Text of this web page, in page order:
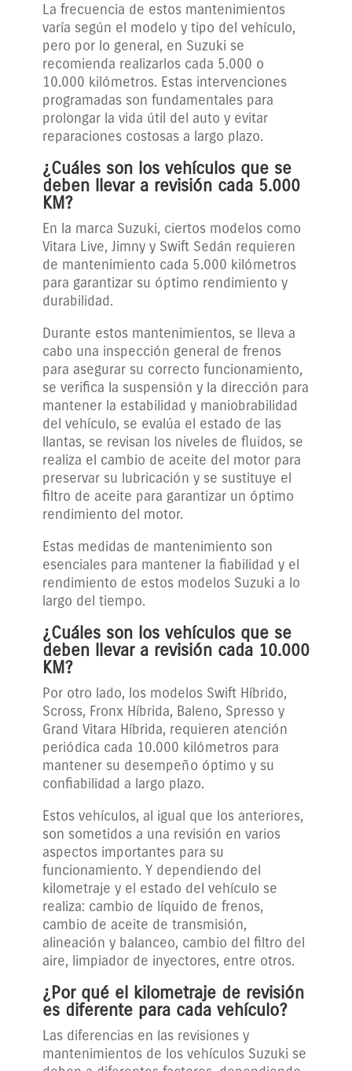
La frecuencia de estos mantenimientos
varía según el modelo y tipo del vehículo,
pero por lo general, en Suzuki se
recomienda realizarlos cada 5.000 o
10.000 kilómetros. Estas intervenciones
programadas son fundamentales para
prolongar la vida útil del auto y evitar
reparaciones costosas a largo plazo.
¿Cuáles son los vehículos que se
deben llevar a revisión cada 5.000
KM?
En la marca Suzuki, ciertos modelos como
Vitara Live, Jimny y Swift Sedán requieren
de mantenimiento cada 5.000 kilómetros
para garantizar su óptimo rendimiento y
durabilidad.
Durante estos mantenimientos, se lleva a
cabo una inspección general de frenos
para asegurar su correcto funcionamiento,
se verifica la suspensión y la dirección para
mantener la estabilidad y maniobrabilidad
del vehículo, se evalúa el estado de las
llantas, se revisan los niveles de fluidos, se
realiza el cambio de aceite del motor para
preservar su lubricación y se sustituye el
filtro de aceite para garantizar un óptimo
rendimiento del motor.
Estas medidas de mantenimiento son
esenciales para mantener la fiabilidad y el
rendimiento de estos modelos Suzuki a lo
largo del tiempo.
¿Cuáles son los vehículos que se
deben llevar a revisión cada 10.000
KM?
Por otro lado, los modelos Swift Híbrido,
Scross, Fronx Híbrida, Baleno, Spresso y
Grand Vitara Híbrida, requieren atención
periódica cada 10.000 kilómetros para
mantener su desempeño óptimo y su
confiabilidad a largo plazo.
Estos vehículos, al igual que los anteriores,
son sometidos a una revisión en varios
aspectos importantes para su
funcionamiento. Y dependiendo del
kilometraje y el estado del vehículo se
realiza: cambio de líquido de frenos,
cambio de aceite de transmisión,
alineación y balanceo, cambio del filtro del
aire, limpiador de inyectores, entre otros.
¿Por qué el kilometraje de revisión
es diferente para cada vehículo?
Las diferencias en las revisiones y
mantenimientos de los vehículos Suzuki se